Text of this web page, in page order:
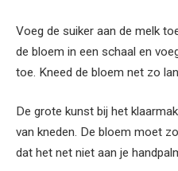
Voeg de suiker aan de melk
de bloem in een schaal en
toe. Kneed de bloem net zo
De grote kunst bij het
van kneden. De bloem moet
dat het net niet aan je